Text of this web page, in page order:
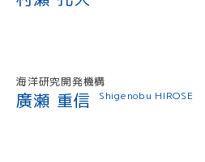
海洋研究開発機構
廣瀬 重信 Shigenobu HIROSE